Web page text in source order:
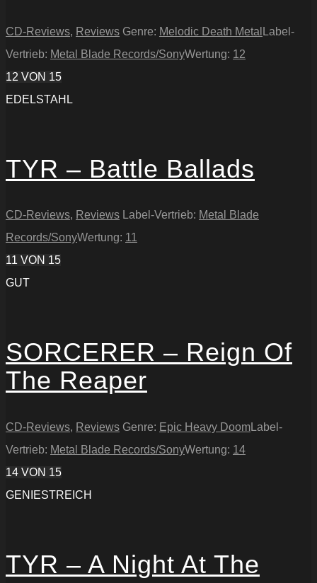
CD-Reviews, Reviews Genre: Melodic Death Metal Label-
Vertrieb: Metal Blade Records/SonyWertung: 12
12 VON 15
EDELSTAHL
TYR – Battle Ballads
CD-Reviews, Reviews Label-Vertrieb: Metal Blade
Records/SonyWertung: 11
11 VON 15
GUT
SORCERER – Reign Of
The Reaper
CD-Reviews, Reviews Genre: Epic Heavy DoomLabel-
Vertrieb: Metal Blade Records/SonyWertung: 14
14 VON 15
GENIESTREICH
TYR – A Night At The